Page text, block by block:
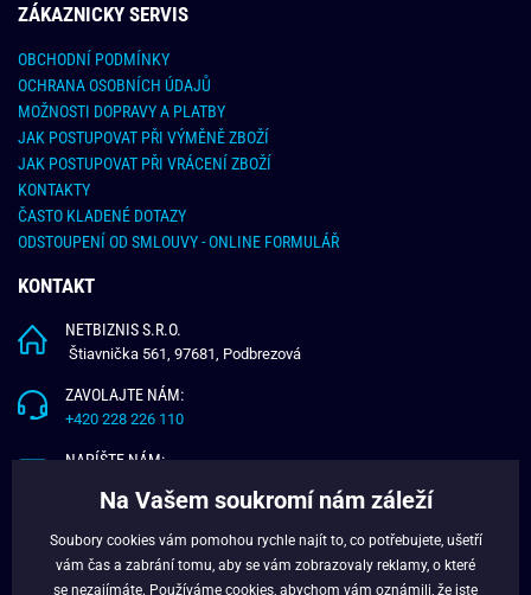
ZÁKAZNICKY SERVIS
OBCHODNÍ PODMÍNKY
OCHRANA OSOBNÍCH ÚDAJŮ
MOŽNOSTI DOPRAVY A PLATBY
JAK POSTUPOVAT PŘI VÝMĚNĚ ZBOŽÍ
JAK POSTUPOVAT PŘI VRÁCENÍ ZBOŽÍ
KONTAKTY
ČASTO KLADENÉ DOTAZY
ODSTOUPENÍ OD SMLOUVY - ONLINE FORMULÁŘ
KONTAKT
NETBIZNIS S.R.O.
Štiavnička 561, 97681, Podbrezová
ZAVOLAJTE NÁM:
+420 228 226 110
NAPÍŠTE NÁM:
O NÁS
Na Vašem soukromí nám záleží
Soubory cookies vám pomohou rychle najít to, co potřebujete, ušetří
vám čas a zabrání tomu, aby se vám zobrazovaly reklamy, o které
se nezajímáte. Používáme cookies , abychom vám oznámili, že jste